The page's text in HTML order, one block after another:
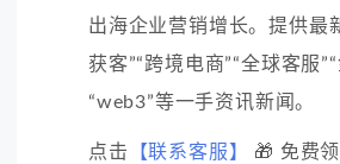
出海企业营销增长。提供最
获客”“跨境电商”“全球客服
“web3”等一手资讯新闻。
点击 【联系客服】
🎁 免费